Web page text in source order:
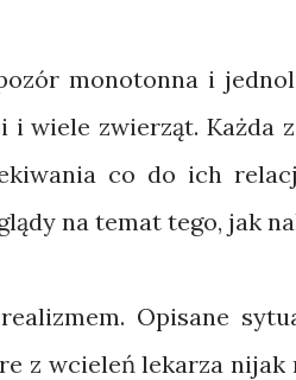
monotonna i
i wiele zwierząt. Każda
co do ich
na temat tego, jak
Opisane
z wcieleń lekarza nijak